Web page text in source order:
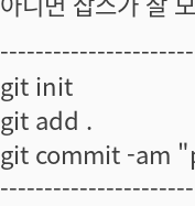
git init
git add .
git commit -am